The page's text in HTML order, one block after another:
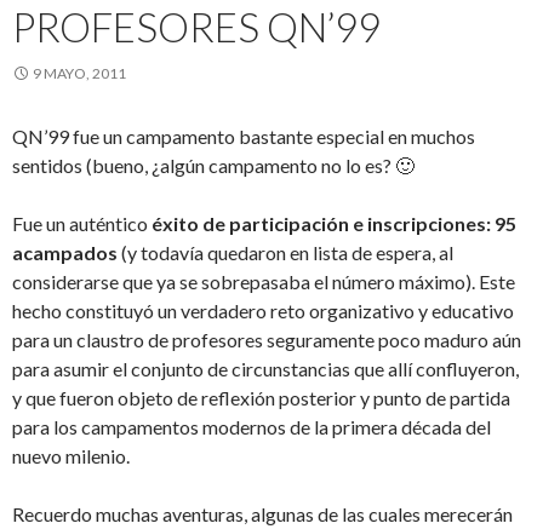
PROFESORES QN’99
9 MAYO, 2011
QN’99 fue un campamento bastante especial en muchos
sentidos (bueno, ¿algún campamento no lo es? 🙂
Fue un auténtico éxito de participación e inscripciones: 95
acampados (y todavía quedaron en lista de espera, al
considerarse que ya se sobrepasaba el número máximo). Este
hecho constituyó un verdadero reto organizativo y educativo
para un claustro de profesores seguramente poco maduro aún
para asumir el conjunto de circunstancias que allí confluyeron,
y que fueron objeto de reflexión posterior y punto de partida
para los campamentos modernos de la primera década del
nuevo milenio.
Recuerdo muchas aventuras, algunas de las cuales merecerán